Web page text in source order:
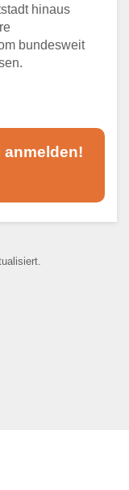
hinaus
bundesweit
anmelden!